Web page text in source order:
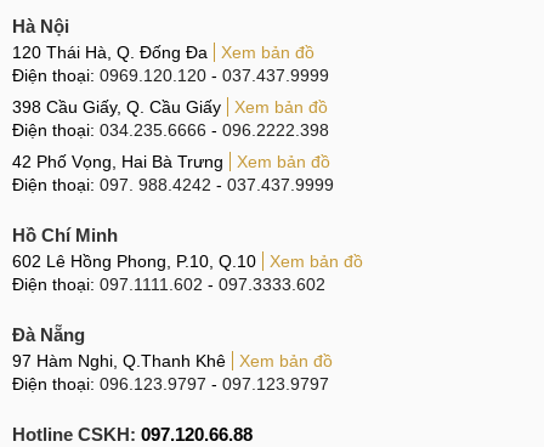
Hà Nội
120 Thái Hà, Q. Đống Đa
Xem bản đồ
Điện thoại: 0969.120.120 - 037.437.9999
398 Cầu Giấy, Q. Cầu Giấy
Xem bản đồ
Điện thoại: 034.235.6666 - 096.2222.398
42 Phố Vọng, Hai Bà Trưng
Xem bản đồ
Điện thoại: 097. 988.4242 - 037.437.9999
Hồ Chí Minh
602 Lê Hồng Phong, P.10, Q.10
Xem bản đồ
Điện thoại: 097.1111.602 - 097.3333.602
Đà Nẵng
97 Hàm Nghi, Q.Thanh Khê
Xem bản đồ
Điện thoại: 096.123.9797 - 097.123.9797
Hotline CSKH: 097.120.66.88